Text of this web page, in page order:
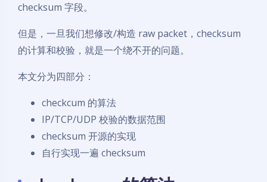
checksum 字段。
但是，一旦我们想修改/构造 raw packet，checksum
的计算和校验，就是一个绕不开的问题。
本文分为四部分：
checkcum 的算法
IP/TCP/UDP 校验的数据范围
checksum 开源的实现
自行实现一遍 checksum